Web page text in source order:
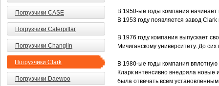
Погрузчики CASE
Погрузчики Caterpillar
Погрузчики Changlin
Погрузчики Clark
Погрузчики Daewoo
В 1950-ые годы компания начинает
В 1953 году появляется завод
В 1976 году компания выпускает
Мичиганскому университету. До
В 1980-ые годы компания вплотную
Кларк интенсивно внедряла
была отвечать всем